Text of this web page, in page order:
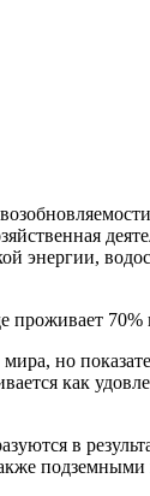
энергии,
но
как
в